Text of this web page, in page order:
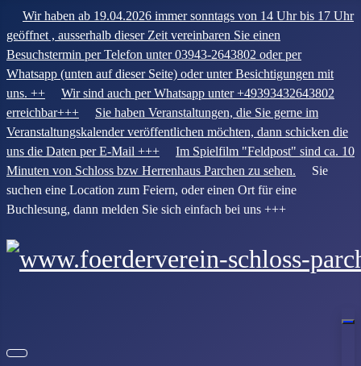
Wir haben ab 19.04.2026 immer sonntags von 14 Uhr bis 17 Uhr
geöffnet , ausserhalb dieser Zeit vereinbaren Sie einen
Besuchstermin per Telefon unter 03943-2643802 oder per
Whatsapp (unten auf dieser Seite) oder unter Besichtigungen mit
uns. ++
Wir sind auch per Whatsapp unter +49393432643802
erreichbar+++
Sie haben Veranstaltungen, die Sie gerne im
Veranstaltungskalender veröffentlichen möchten, dann schicken die
uns die Daten per E-Mail +++
Im Spielfilm "Feldpost" sind ca. 10
Minuten von Schloss bzw Herrenhaus Parchen zu sehen. Sie
suchen eine Location zum Feiern, oder einen Ort für eine
Buchlesung, dann melden Sie sich einfach bei uns +++